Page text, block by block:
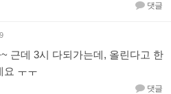
댓글
근데 3시 다되가는데, 올린다고 한
요 ㅜㅜ
댓글